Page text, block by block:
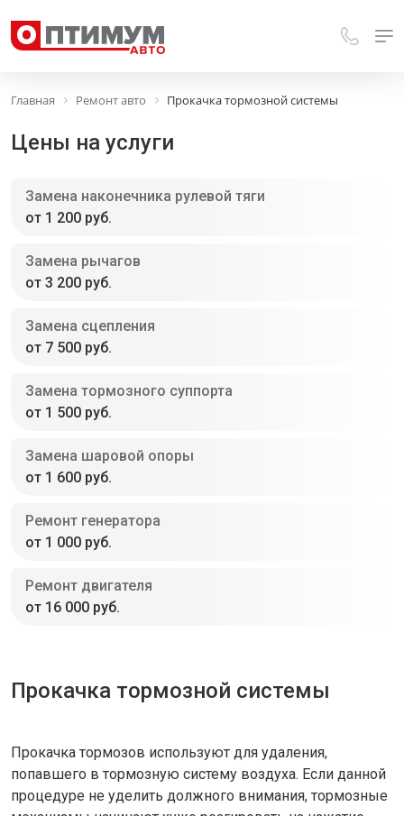
Главная Ремонт авто Прокачка тормозной системы
Цены на услуги
Замена наконечника рулевой тяги
от 1 200 руб.
Замена рычагов
от 3 200 руб.
Замена сцепления
от 7 500 руб.
Замена тормозного суппорта
от 1 500 руб.
Замена шаровой опоры
от 1 600 руб.
Ремонт генератора
от 1 000 руб.
Ремонт двигателя
от 16 000 руб.
Прокачка тормозной системы
Прокачка тормозов используют для удаления,
попавшего в тормозную систему воздуха. Если данной
процедуре не уделить должного внимания, тормозные